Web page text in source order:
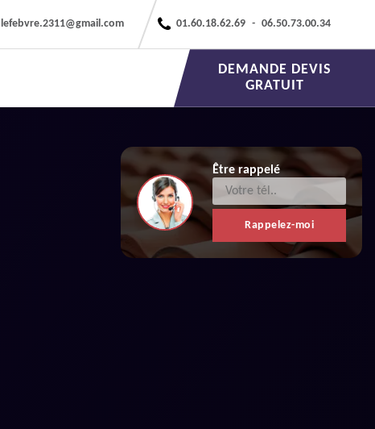
lefebvre.2311@gmail.com 01.60.18.62.69 - 06.50.73.00.34
DEMANDE DEVIS
GRATUIT
Être rappelé